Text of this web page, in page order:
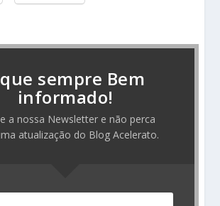
sempre Bem
informado!
a nossa Newsletter e não perca
atualização do Blog Acelerato.